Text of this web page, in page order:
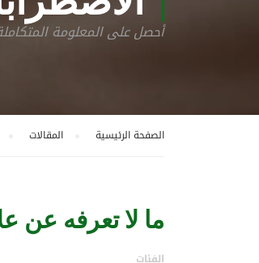
أحصل على المعلومة
الصفحة الرئيسية المقالات
ما لا تعرفه عن
الفئات